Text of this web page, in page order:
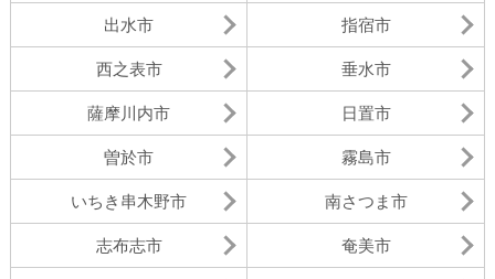
出水市 指宿市
西之表市 垂水市
薩摩川内市 日置市
曽於市 霧島市
いちき串木野市 南さつま市
志布志市 奄美市